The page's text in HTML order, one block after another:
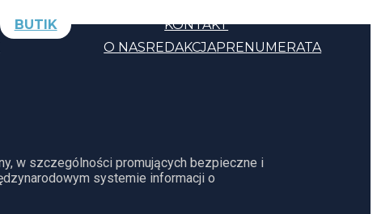
BUTIK
KONTAKT
O NASREDAKCJAPRENUMERATA
w szczególności promujących bezpieczne i
systemie informacji o